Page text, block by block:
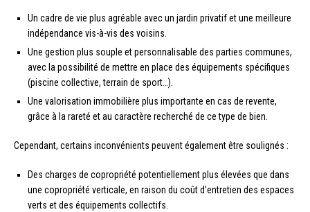
Un cadre de vie plus agréable avec un jardin privatif et une meilleure
indépendance vis-à-vis des voisins.
Une gestion plus souple et personnalisable des parties communes,
avec la possibilité de mettre en place des équipements spécifiques
(piscine collective, terrain de sport…).
Une valorisation immobilière plus importante en cas de revente,
grâce à la rareté et au caractère recherché de ce type de bien.
Cependant, certains inconvénients peuvent également être soulignés :
Des charges de copropriété potentiellement plus élevées que dans
une copropriété verticale, en raison du coût d’entretien des espaces
verts et des équipements collectifs.